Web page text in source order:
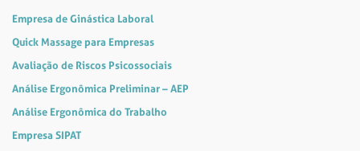
Empresa de Ginástica Laboral
Quick Massage para Empresas
Avaliação de Riscos Psicossociais
Análise Ergonômica Preliminar – AEP
Análise Ergonômica do Trabalho
Empresa SIPAT